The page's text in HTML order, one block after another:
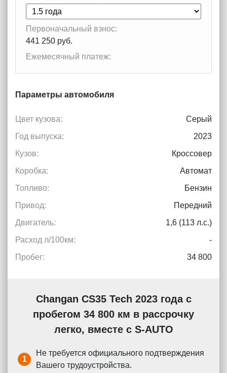
Первоначальный взнос:
441 250 руб.
Ежемесячный платеж:
Параметры автомобиля
Цвет кузова:
Серый
Год выпуска:
2023
Кузов:
Кроссовер
Коробка:
Автомат
Топливо:
Бензин
Привод:
Передний
Двигатель:
1,6 (113 л.с.)
Расход л/100км:
-
Пробег:
34 800
Changan CS35 Tech 2023 года с
пробегом 34 800 км в рассрочку
легко, вместе с S-AUTO
1
Не требуется официального подтверждения
Вашего трудоустройства.